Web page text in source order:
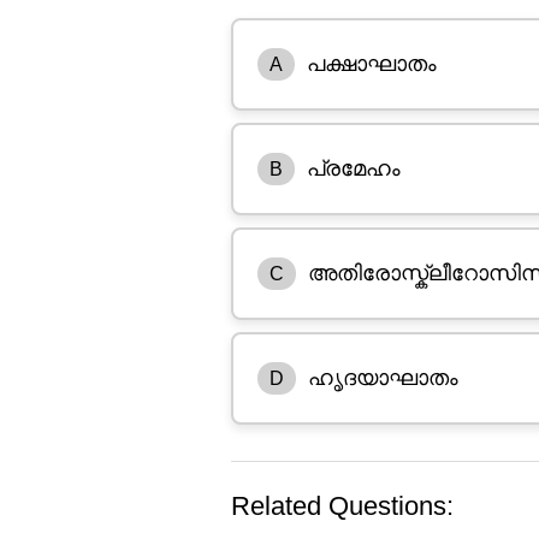
A പക്ഷാഘാതം
B പ്രമേഹം
C
D ഹൃദയാഘാതം
Related Questions: